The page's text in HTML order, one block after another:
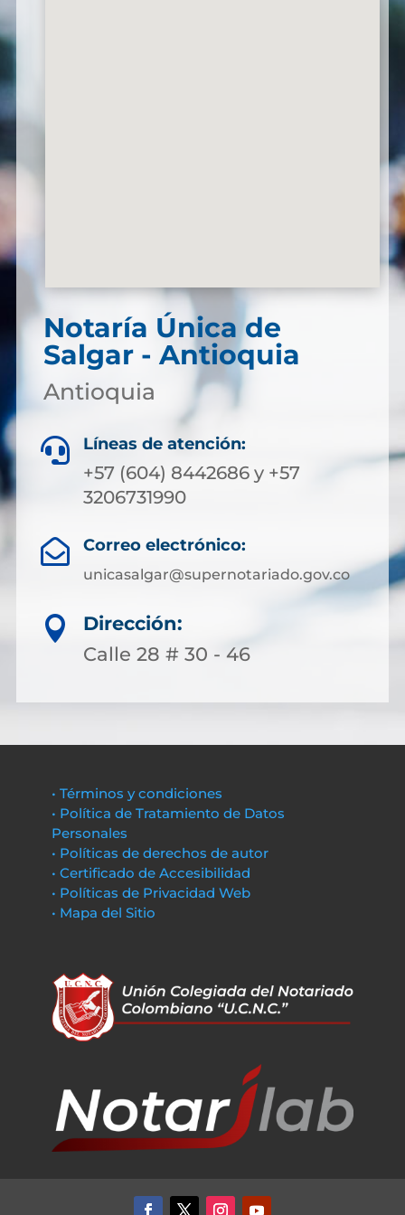
Notaría Única de
Salgar - Antioquia
Antioquia
 Líneas de atención:
+57 (604) 8442686 y +57
3206731990
 Correo electrónico:
unicasalgar@supernotariado.gov.co

Dirección:
Calle 28 # 30 - 46
• Términos y condiciones
• Política de Tratamiento de Datos
Personales
• Políticas de derechos de autor
• Certificado de Accesibilidad
• Políticas de Privacidad Web
• Mapa del Sitio